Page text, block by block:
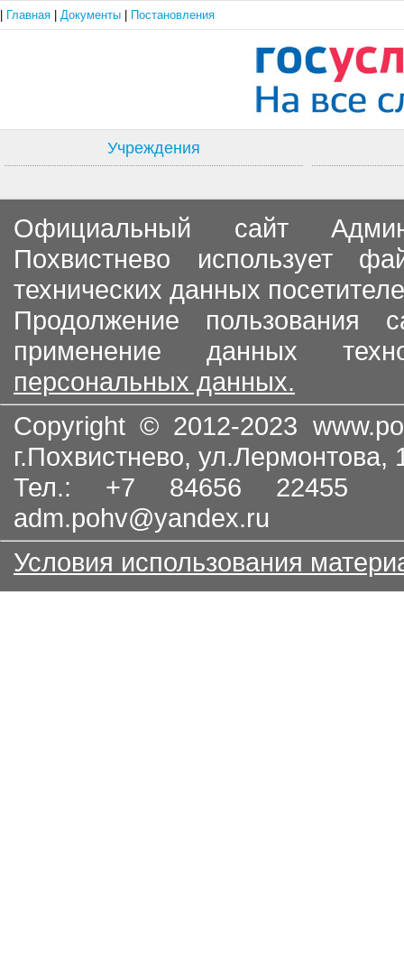
Главная Документы Постановления
Учреждения
Официальный сайт
Похвистнево использует
технических данных
Продолжение пользования
применение данных
персональных данных.
Copyright © 2012-2023
г.Похвистнево, ул.Лермонтова,
Тел.: +7 84656
adm.pohv@yandex.ru
Условия использования